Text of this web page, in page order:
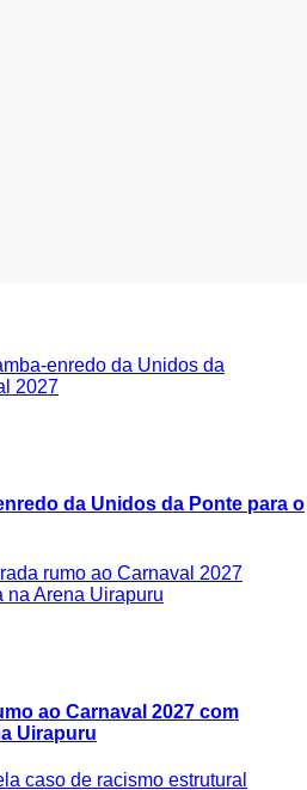
da Unidos da Ponte para o
ao Carnaval 2027 com
Uirapuru